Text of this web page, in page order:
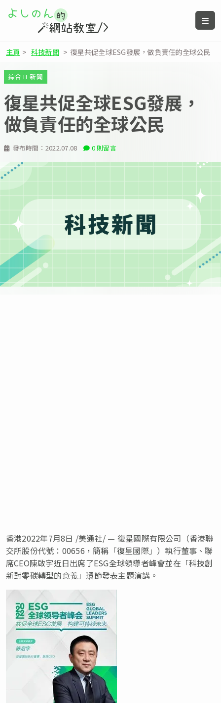
主頁 > 科技新聞 > 復星共促全球ESG發展，做負責任的全球公民
發布時間： 2022.07.08 0 則留言
綜合 IT 新聞
復星共促全球ESG發展，
做負責任的全球公民
香港2022年7月8日 /美通社/ — 復星國際有限公司（香港聯
交所股份代號：00656，簡稱「復星國際」）執行董事、聯
席CEO陳啟宇近日出席了ESG全球領導者峰會並在「科技創
新對零碳轉型的意義」環節發表主題演講。